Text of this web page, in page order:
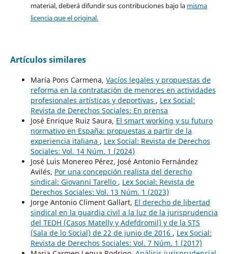
material, deberá difundir sus contribuciones bajo la misma
licencia que el original.
Artículos similares
María Pons Carmena, Vacíos legales y propuestas de
reforma en la contratación de menores en actividades
profesionales artísticas y deportivas , Lex Social:
Revista de Derechos Sociales: En prensa
José Enrique Ruiz Saura, El smart working y su futuro
normativo en España: propuestas a partir de la
experiencia italiana , Lex Social: Revista de Derechos
Sociales: Vol. 14 Núm. 1 (2024)
José Luis Monereo Pérez, José Antonio Fernández
Avilés, Por una concepción realista del derecho
sindical: Giovanni Tarello , Lex Social: Revista de
Derechos Sociales: Vol. 13 Núm. 1 (2023)
Jorge Antonio Climent Gallart, El derecho de libertad
sindical en la guardia civil a la luz de la jurisprudencia
del TEDH (Casos Matelly y Adefdromil) y de la STS
(Sala de lo Social) de 22 de junio de 2016 , Lex Social:
Revista de Derechos Sociales: Vol. 7 Núm. 1 (2017)